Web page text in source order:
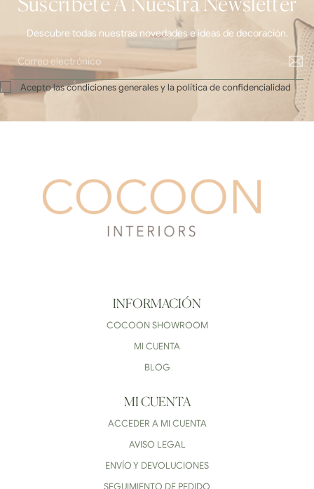
Suscríbete A Nuestra Newsletter
Descubre todas nuestras novedades e ideas de decoración.
Acepto las condiciones generales y la política de confidencialidad
INFORMACIÓN
COCOON SHOWROOM
MI CUENTA
BLOG
MI CUENTA
ACCEDER A MI CUENTA
AVISO LEGAL
ENVÍO Y DEVOLUCIONES
SEGUIMIENTO DE PEDIDO